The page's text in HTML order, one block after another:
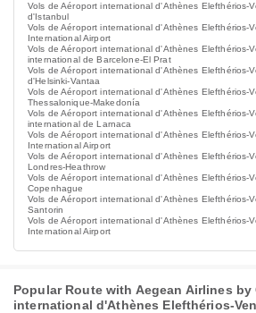
Vols de Aéroport international d'Athènes Elefthérios-
d'Istanbul
Vols de Aéroport international d'Athènes Elefthérios-
International Airport
Vols de Aéroport international d'Athènes Elefthérios-
international de Barcelone-El Prat
Vols de Aéroport international d'Athènes Elefthérios-
d'Helsinki-Vantaa
Vols de Aéroport international d'Athènes Elefthérios-
Thessalonique-Makedonía
Vols de Aéroport international d'Athènes Elefthérios-
international de Larnaca
Vols de Aéroport international d'Athènes Elefthérios-
International Airport
Vols de Aéroport international d'Athènes Elefthérios-
Londres-Heathrow
Vols de Aéroport international d'Athènes Elefthérios-
Copenhague
Vols de Aéroport international d'Athènes Elefthérios-
Santorin
Vols de Aéroport international d'Athènes Elefthérios-
International Airport
Popular Route with Aegean Airlines
international d'Athènes Elefthérios-